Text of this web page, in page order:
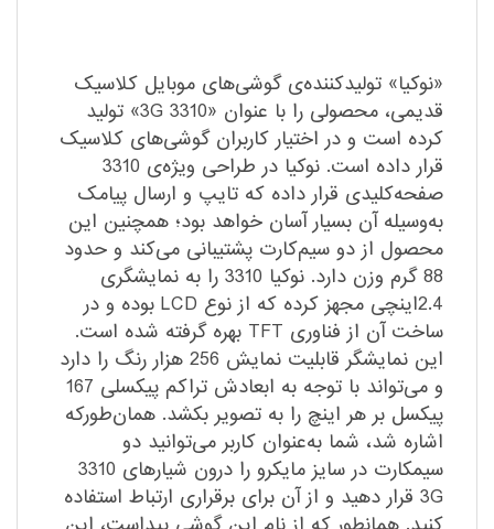
«نوکیا» تولیدکننده‌ی گوشی‌های موبایل کلاسیک
قدیمی، محصولی را با عنوان «3310 3G»‌ تولید
کرده است و در اختیار کاربران گوشی‌های کلاسیک
قرار داده است. نوکیا در طراحی ویژه‌ی 3310
صفحه‌کلیدی قرار داده که تایپ و ارسال پیامک
به‌وسیله آن بسیار آسان خواهد بود؛ همچنین این
محصول از دو سیم‌کارت پشتیبانی می‌کند و حدود
88 گرم وزن دارد. نوکیا 3310 را به نمایشگری
2.4‌اینچی مجهز کرده که از نوع LCD‌ بوده و در
ساخت آن از فناوری‌ TFT‌ بهره گرفته شده است.
این نمایشگر قابلیت نمایش 256 هزار رنگ را دارد
و می‌تواند با‌ توجه به ابعادش تراکم پیکسلی 167
پیکسل بر هر اینچ را به تصویر بکشد. همان‌طورکه
اشاره شد، شما به‌عنوان کاربر می‌توانید دو
سیم‎کارت در سایز مایکرو را درون شیارهای 3310
3G قرار دهید و از آن برای برقراری ارتباط استفاده